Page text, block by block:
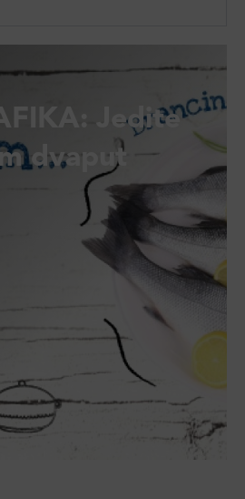
Jedite
dvaput